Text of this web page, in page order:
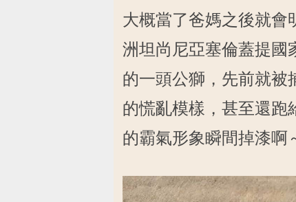
大概當了爸媽之後就會
洲坦尚尼亞塞倫蓋提國
的一頭公獅，先前就被
的慌亂模樣，甚至還跑
的霸氣形象瞬間掉漆啊